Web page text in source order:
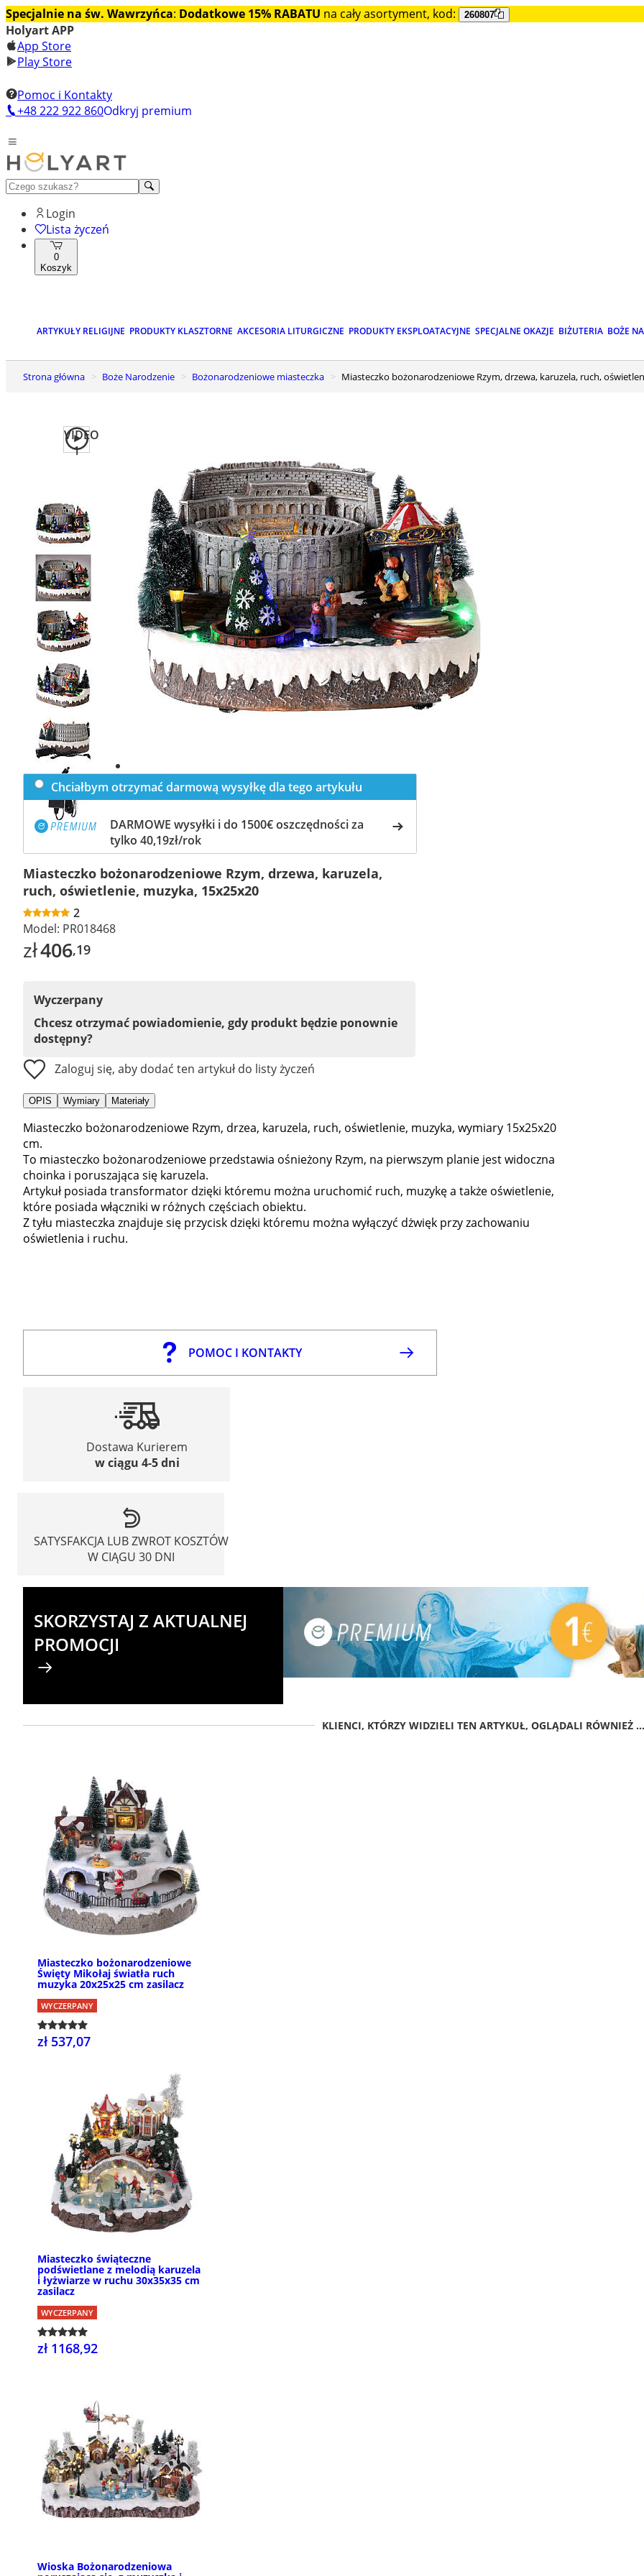
Specjalnie na św. Wawrzyńca: Dodatkowe 15% RABATU na cały asortyment, kod: 260807
Holyart APP
App Store
Play Store
Pomoc i Kontakty
+48 222 922 860Odkryj premium
Login
Lista życzeń
0
Koszyk
ARTYKUŁY RELIGIJNE PRODUKTY KLASZTORNE AKCESORIA LITURGICZNE PRODUKTY EKSPLOATACYJNE SPECJALNE OKAZJE BIŻUTERIA BOŻE
Strona główna Boże Narodzenie Bożonarodzeniowe miasteczka Miasteczko bożonarodzeniowe Rzym, drzewa, karuzela, ruch,
VIDEO
1
Previous
slide
slide
Chciałbym otrzymać darmową wysyłkę dla tego artykułu
DARMOWE wysyłki i do 1500€ oszczędności za
tylko 40,19zł/rok
Miasteczko bożonarodzeniowe Rzym, drzewa, karuzela,
ruch, oświetlenie, muzyka, 15x25x20
2
Model: PR018468
zł406,19
Wyczerpany
Chcesz otrzymać powiadomienie, gdy produkt będzie ponownie
dostępny?
Zaloguj się, aby dodać ten artykuł do listy życzeń
OPIS Wymiary Materiały
Miasteczko bożonarodzeniowe Rzym, drzea, karuzela, ruch, oświetlenie, muzyka, wymiary 15x25x20
cm.
To miasteczko bożonarodzeniowe przedstawia ośnieżony Rzym, na pierwszym planie jest widoczna
choinka i poruszająca się karuzela.
Artykuł posiada transformator dzięki któremu można uruchomić ruch, muzykę a także oświetlenie,
które posiada włączniki w różnych częściach obiektu.
Z tyłu miasteczka znajduje się przycisk dzięki któremu można wyłączyć dżwięk przy zachowaniu
oświetlenia i ruchu.
POMOC I KONTAKTY
Dostawa Kurierem
w ciągu 4-5 dni
SATYSFAKCJA LUB ZWROT KOSZTÓW
W CIĄGU 30 DNI
SKORZYSTAJ Z AKTUALNEJ
PROMOCJI
KLIENCI, KTÓRZY WIDZIELI TEN ARTYKUŁ, OGLĄDALI RÓWNIEŻ ...
Miasteczko bożonarodzeniowe
Święty Mikołaj światła ruch
muzyka 20x25x25 cm zasilacz
WYCZERPANY
zł 537,07
Miasteczko świąteczne
podświetlane z melodią karuzela
i łyżwiarze w ruchu 30x35x35 cm
zasilacz
WYCZERPANY
zł 1168,92
Wioska Bożonarodzeniowa